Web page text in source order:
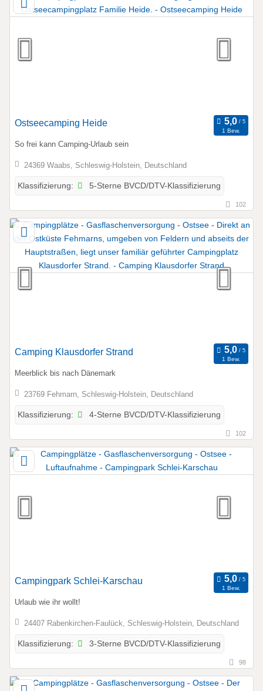
Ostseecamping Heide
1 Bew.
So frei kann Camping-Urlaub sein
24369 Waabs, Schleswig-Holstein, Deutschland
Klassifizierung: 5-Sterne BVCD/DTV-Klassifizierung
102
Camping Klausdorfer Strand
1 Bew.
Meerblick bis nach Dänemark
23769 Fehmarn, Schleswig-Holstein, Deutschland
Klassifizierung: 4-Sterne BVCD/DTV-Klassifizierung
102
Campingpark Schlei-Karschau
1 Bew.
Urlaub wie ihr wollt!
24407 Rabenkirchen-Faulück, Schleswig-Holstein, Deutschland
Klassifizierung: 3-Sterne BVCD/DTV-Klassifizierung
98